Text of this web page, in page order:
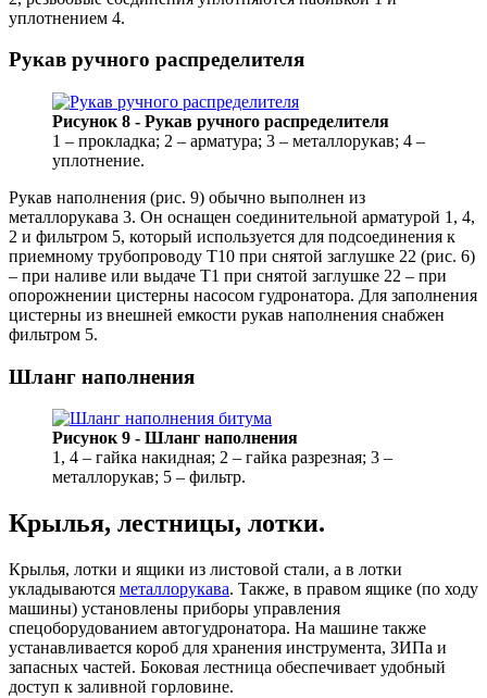
уплотнением 4.
Рукав ручного распределителя
Рисунок 8 - Рукав ручного распределителя
1 – прокладка; 2 – арматура; 3 – металлорукав; 4 –
уплотнение.
Рукав наполнения (рис. 9) обычно выполнен из
металлорукава 3. Он оснащен соединительной арматурой 1, 4,
2 и фильтром 5, который используется для подсоединения к
приемному трубопроводу Т10 при снятой заглушке 22 (рис. 6)
– при наливе или выдаче Т1 при снятой заглушке 22 – при
опорожнении цистерны насосом гудронатора. Для заполнения
цистерны из внешней емкости рукав наполнения снабжен
фильтром 5.
Шланг наполнения
Рисунок 9 - Шланг наполнения
1, 4 – гайка накидная; 2 – гайка разрезная; 3 –
металлорукав; 5 – фильтр.
Крылья, лестницы, лотки.
Крылья, лотки и ящики из листовой стали, а в лотки
укладываются металлорукава. Также, в правом ящике (по ходу
машины) установлены приборы управления
спецоборудованием автогудронатора. На машине также
устанавливается короб для хранения инструмента, ЗИПа и
запасных частей. Боковая лестница обеспечивает удобный
доступ к заливной горловине.